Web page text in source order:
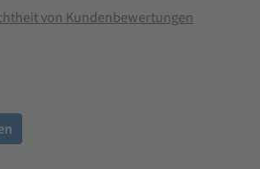
von Kundenbewertungen